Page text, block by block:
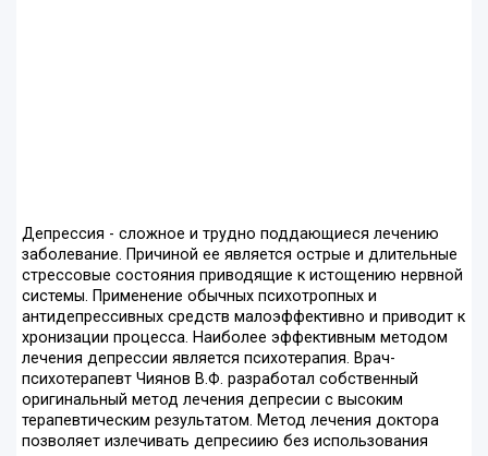
Депрессия - сложное и трудно поддающиеся лечению
заболевание. Причиной ее является острые и длительные
стрессовые состояния приводящие к истощению нервной
системы. Применение обычных психотропных и
антидепрессивных средств малоэффективно и приводит к
хронизации процесса. Наиболее эффективным методом
лечения депрессии является психотерапия. Врач-
психотерапевт Чиянов В.Ф. разработал собственный
оригинальный метод лечения депресии с высоким
терапевтическим результатом. Метод лечения доктора
позволяет излечивать депресиию без использования